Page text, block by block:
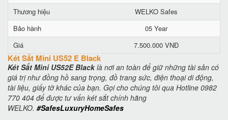
Thương hiệu
WELKO Safes
Bảo hành
05 Year
Giá
7.500.000 VNĐ
Két Sắt Mini US52 E Black
Két Sắt Mini US52E Blacklà nơi an toàn để giữ những tài sản có
giá trị như đồng hồ sang trọng, đồ trang sức, điện thoại di động,
tài liệu, giấy tờ khác của bạn. Gọi cho chúng tôi qua Hotline 0982
770 404 để được tư vấn két sắt chính hãng
WELKO. #SafesLuxuryHomeSafes